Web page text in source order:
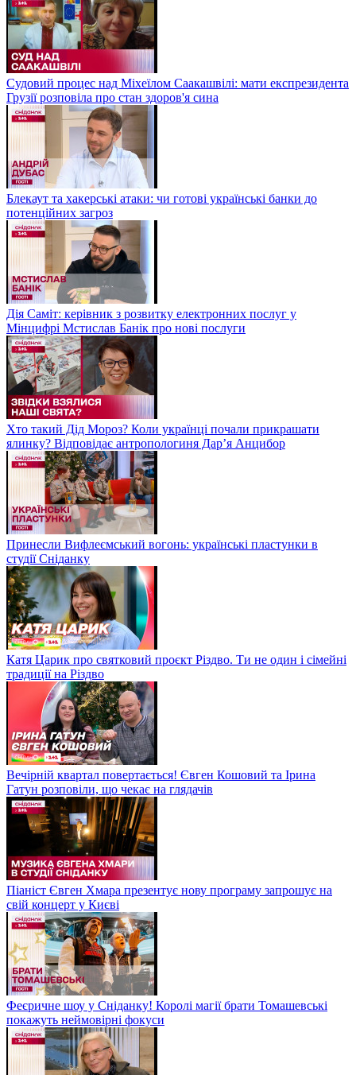
Судовий процес над Міхеїлом Саакашвілі: мати експрезидента
Грузії розповіла про стан здоров'я сина
Блекаут та хакерські атаки: чи готові українські банки до
потенційних загроз
Дія Саміт: керівник з розвитку електронних послуг у
Мінцифрі Мстислав Банік про нові послуги
Хто такий Дід Мороз? Коли українці почали прикрашати
ялинку? Відповідає антропологиня Дарʼя Анцибор
Принесли Вифлеємський вогонь: українські пластунки в
студії Сніданку
Катя Царик про святковий проєкт Різдво. Ти не один і сімейні
традиції на Різдво
Вечірній квартал повертається! Євген Кошовий та Ірина
Гатун розповіли, що чекає на глядачів
Піаніст Євген Хмара презентує нову програму запрошує на
свій концерт у Києві
Феєричне шоу у Сніданку! Королі магії брати Томашевські
покажуть неймовірні фокуси